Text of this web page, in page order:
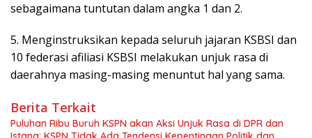
sebagaimana tuntutan dalam angka 1 dan 2.
5. Menginstruksikan kepada seluruh jajaran KSBSI dan
10 federasi afiliasi KSBSI melakukan unjuk rasa di
daerahnya masing-masing menuntut hal yang sama.
Berita Terkait
Puluhan Ribu Buruh KSPN akan Aksi Unjuk Rasa di DPR dan